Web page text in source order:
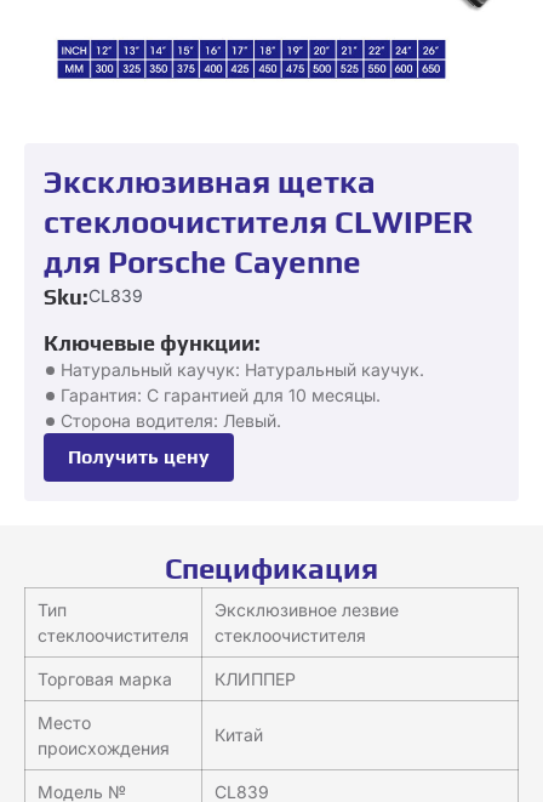
Эксклюзивная щетка
стеклоочистителя CLWIPER
для Porsche Cayenne
Sku:CL839
Ключевые функции:
Натуральный каучук: Натуральный каучук.
Гарантия: С гарантией для 10 месяцы.
Сторона водителя: Левый.
Получить цену
Спецификация
Тип
стеклоочистителя
Эксклюзивное лезвие
стеклоочистителя
Торговая марка КЛИППЕР
Место
происхождения
Китай
Модель № CL839